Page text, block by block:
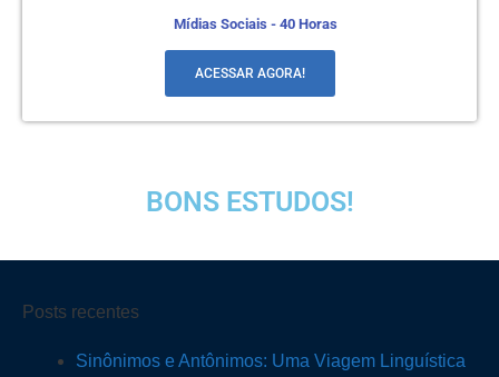
Mídias Sociais - 40 Horas
ACESSAR AGORA!
BONS ESTUDOS!
Posts recentes
Sinônimos e Antônimos: Uma Viagem Linguística